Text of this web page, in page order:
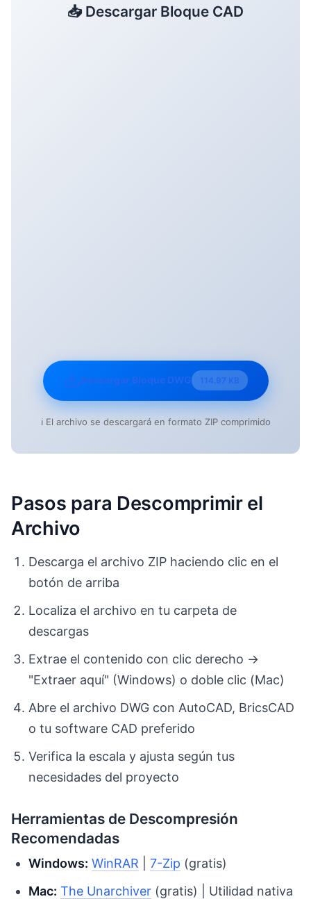
📥 Descargar Bloque CAD
Descargar Bloque DWG 114.97 KB
ℹ️ El archivo se descargará en formato ZIP comprimido
Pasos para Descomprimir el
Archivo
Descarga el archivo ZIP haciendo clic en el
botón de arriba
Localiza el archivo en tu carpeta de
descargas
Extrae el contenido con clic derecho →
"Extraer aquí" (Windows) o doble clic (Mac)
Abre el archivo DWG con AutoCAD, BricsCAD
o tu software CAD preferido
Verifica la escala y ajusta según tus
necesidades del proyecto
Herramientas de Descompresión
Recomendadas
Windows: WinRAR |7-Zip (gratis)
Mac: The Unarchiver (gratis) | Utilidad nativa